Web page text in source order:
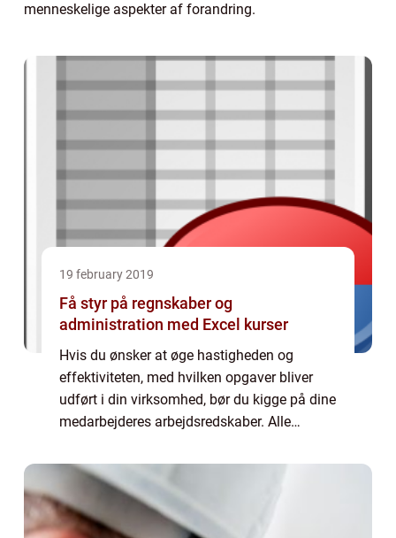
menneskelige aspekter af forandring.
19 february 2019
Få styr på regnskaber og
administration med Excel kurser
Hvis du ønsker at øge hastigheden og
effektiviteten, med hvilken opgaver bliver
udført i din virksomhed, bør du kigge på dine
medarbejderes arbejdsredskaber. Alle
til at l...